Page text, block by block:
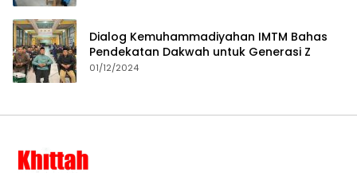
Dialog Kemuhammadiyahan IMTM Bahas
Pendekatan Dakwah untuk Generasi Z
01/12/2024